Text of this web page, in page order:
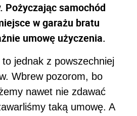
Pożyczając samochód
w garażu bratu
umowę użyczenia.
jednak z powszechniej
Wbrew pozorom, bo
nawet nie zdawać
taką umowę. A